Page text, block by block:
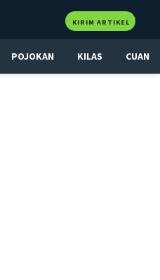
KIRIM ARTIKEL
POJOKAN KILAS CUAN